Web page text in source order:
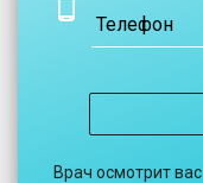
Телефон
Врач осмотрит